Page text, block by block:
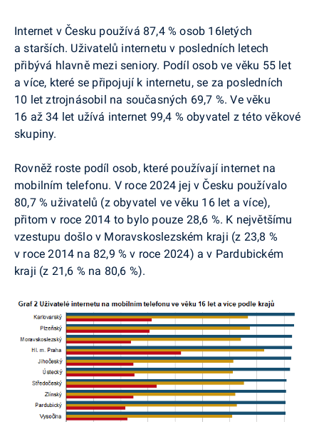
Internet v Česku používá 87,4 % osob 16letých
a starších. Uživatelů internetu v posledních letech
přibývá hlavně mezi seniory. Podíl osob ve věku 55 let
a více, které se připojují k internetu, se za posledních
10 let ztrojnásobil na současných 69,7 %. Ve věku
16 až 34 let užívá internet 99,4 % obyvatel z této věkové
skupiny.
Rovněž roste podíl osob, které používají internet na
mobilním telefonu. V roce 2024 jej v Česku používalo
80,7 % uživatelů (z obyvatel ve věku 16 let a více),
přitom v roce 2014 to bylo pouze 28,6 %. K největšímu
vzestupu došlo v Moravskoslezském kraji (z 23,8 %
v roce 2014 na 82,9 % v roce 2024) a v Pardubickém
kraji (z 21,6 % na 80,6 %).